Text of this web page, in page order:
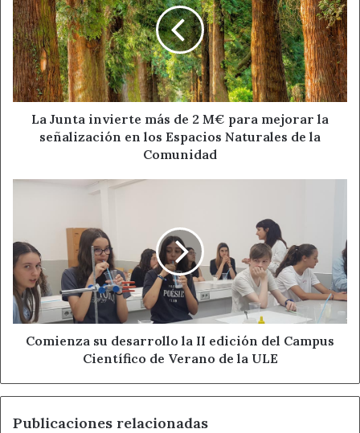
propuesta una multa de 3.500 euros.
Ahora León Comisión Antiviolencia
Noticias de León
más
de
2
M€
para
mejorar
señalización
Espacios
Comunidad
La Junta invierte más de 2 M€ para mejorar la
señalización en los Espacios Naturales de la
Comunidad
II
edición
del
Campus
Científico
Comienza su desarrollo la II edición del Campus
Científico de Verano de la ULE
Publicaciones relacionadas